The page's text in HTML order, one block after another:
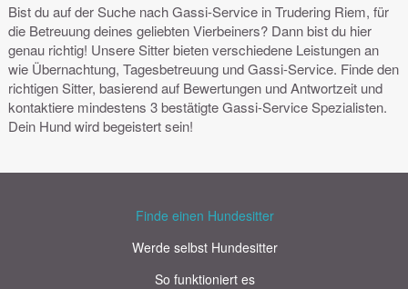
Bist du auf der Suche nach Gassi-Service in Trudering Riem, für
die Betreuung deines geliebten Vierbeiners? Dann bist du hier
genau richtig! Unsere Sitter bieten verschiedene Leistungen an
wie Übernachtung, Tagesbetreuung und Gassi-Service. Finde den
richtigen Sitter, basierend auf Bewertungen und Antwortzeit und
kontaktiere mindestens 3 bestätigte Gassi-Service Spezialisten.
Dein Hund wird begeistert sein!
Finde einen Hundesitter
Werde selbst Hundesitter
So funktioniert es